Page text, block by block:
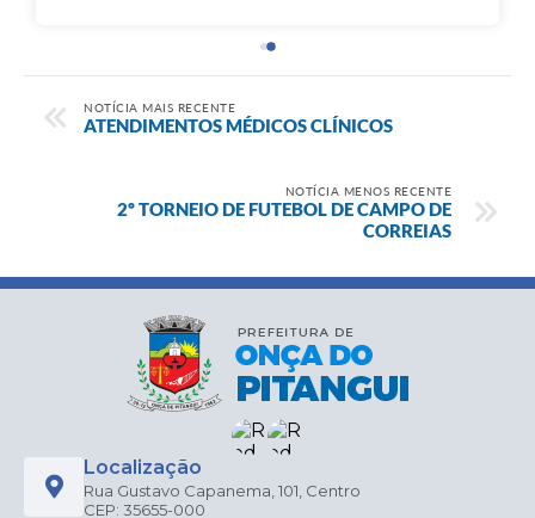
NOTÍCIA MAIS RECENTE
ATENDIMENTOS MÉDICOS CLÍNICOS
NOTÍCIA MENOS RECENTE
2º TORNEIO DE FUTEBOL DE CAMPO DE
CORREIAS
Localização
Rua Gustavo Capanema, 101, Centro
CEP: 35655-000